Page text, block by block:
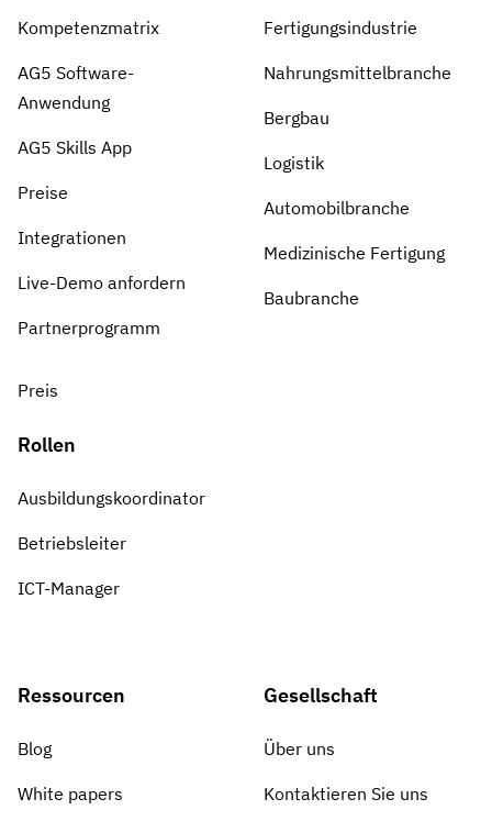
Kompetenzmatrix
AG5 Software-
Anwendung
AG5 Skills App
Preise
Integrationen
Live-Demo anfordern
Partnerprogramm
Preis
Rollen
Ausbildungskoordinator
Betriebsleiter
ICT-Manager
Fertigungsindustrie
Nahrungsmittelbranche
Bergbau
Logistik
Automobilbranche
Medizinische Fertigung
Baubranche
Ressourcen
Blog
White papers
Gesellschaft
Über uns
Kontaktieren Sie uns